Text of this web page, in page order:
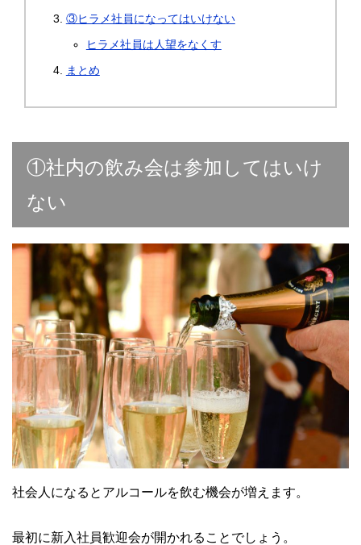
③ヒラメ社員になってはいけない
ヒラメ社員は人望をなくす
まとめ
①社内の飲み会は参加してはいけ
ない
社会人になるとアルコールを飲む機会が増えます。
最初に新入社員歓迎会が開かれることでしょう。